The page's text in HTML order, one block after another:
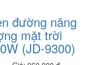
6300 U.( TH6)- 4G-
đường năng
mặt trời
(JD-9300)